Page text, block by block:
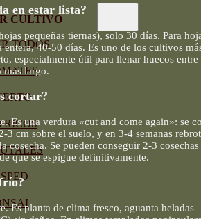
CULTIVO
TODOS
en estar lista?
pequeñas tiernas), solo 30 días. Para
entera, 40-50 días. Es uno de los cultivos
especialmente útil para llenar huecos entre
largo.
cortar?
Es una verdura «cut and come again»: se
3 cm sobre el suelo, y en 3-4 semanas
cosecha. Se pueden conseguir 2-3 cosechas
que se espigue definitivamente.
Es planta de clima fresco, aguanta heladas